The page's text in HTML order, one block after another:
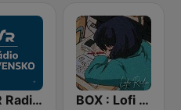
STVR Radio Slovensko BOX : Lofi Radio